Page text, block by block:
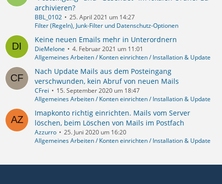
archivieren?
BBL_0102
25. April 2021 um 14:27
Filter (Regeln), Junk-Filter und Datenschutz-Optionen
Keine neuen Emails mehr in Unterordnern
DieMelone
4. Februar 2021 um 11:01
Allgemeines Arbeiten / Konten einrichten / Installation & Update
Nach Update Mails aus dem Posteingang
verschwunden, kein Abruf von neuen Mails
CFrei
15. September 2020 um 18:47
Allgemeines Arbeiten / Konten einrichten / Installation & Update
Imapkonto richtig einrichten. Mails vom Server
löschen, beim Löschen von Mails im Postfach
Azzurro
25. Juni 2020 um 16:20
Allgemeines Arbeiten / Konten einrichten / Installation & Update